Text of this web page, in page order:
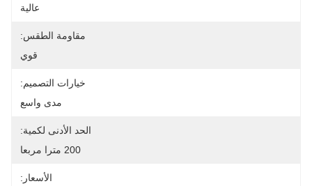
عالية
مقاومة الطقس:
قوي
خيارات التصميم:
مدى واسع
الحد الأدنى لكمية:
200 مترا مربعا
الأسعار: